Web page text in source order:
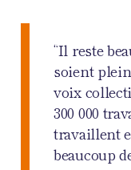
“Il reste
soient
voix
300 000
travaillent
beaucoup